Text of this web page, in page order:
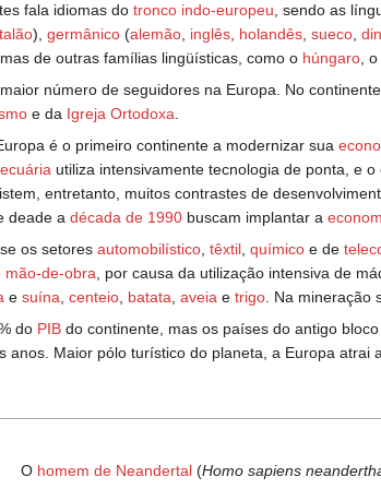
fala idiomas do tronco indo-europeu , sendo as
), germânico (alemão inglês holandês sueco
de outras famílias lingüísticas, como o húngaro , o
número de seguidores na Europa. No
e da Igreja Ortodoxa
é o primeiro continente a modernizar sua
utiliza intensivamente tecnologia de ponta, e
entretanto, muitos contrastes de
deade a década de 1990 buscam implantar a
os setores automobilístico têxtil químico e de
mão-de-obra , por causa da utilização intensiva de
e suína centeio batata aveia e trigo . Na
do PIB do continente, mas os países do antigo
anos. Maior pólo turístico do planeta, a Europa
O homem de Neandertal(Homo sapiens